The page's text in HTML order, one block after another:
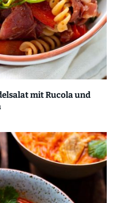
mit Rucola und